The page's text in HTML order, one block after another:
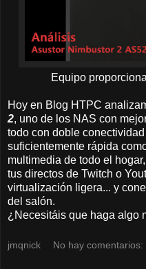
Equipo
Hoy en Blog HTPC
2, uno de los NAS con
todo con doble
suficientemente rápida
multimedia de todo el
tus directos de Twitch o
virtualización ligera... y
del salón.
¿Necesitáis que haga algo
jmqnick No hay comentarios: